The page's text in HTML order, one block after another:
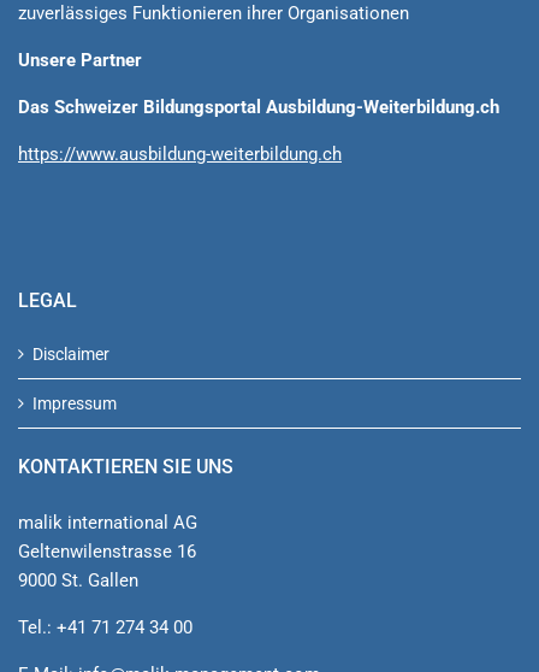
zuverlässiges Funktionieren ihrer Organisationen
Unsere Partner
Das Schweizer Bildungsportal Ausbildung-Weiterbildung.ch
https://www.ausbildung-weiterbildung.ch
LEGAL
Disclaimer
Impressum
KONTAKTIEREN SIE UNS
malik international AG
Geltenwilenstrasse 16
9000 St. Gallen
Tel.: +41 71 274 34 00